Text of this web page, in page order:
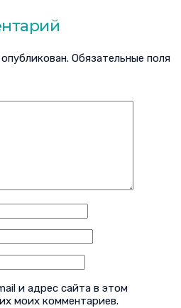
Обязательные поля
и адрес сайта в этом
моих комментариев.